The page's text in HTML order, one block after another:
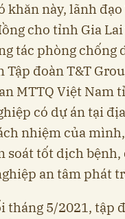
khăn này, lãnh
cho tỉnh Gia
tác phòng chống
Tập đoàn T&T
MTTQ Việt Nam
có dự án tại
nhiệm của
soát tốt dịch
an tâm phát
tháng 5/2021, tập